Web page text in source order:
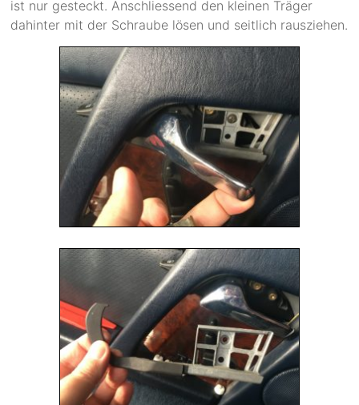
ist nur gesteckt. Anschliessend den kleinen Träger
dahinter mit der Schraube lösen und seitlich rausziehen.